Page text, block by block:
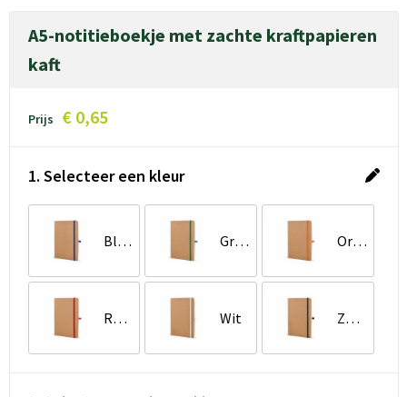
A5-notitieboekje met zachte kraftpapieren
kaft
Prijs € 0,65
1. Selecteer een kleur
Blauw Groen Oranje
Rood Wit Zwart